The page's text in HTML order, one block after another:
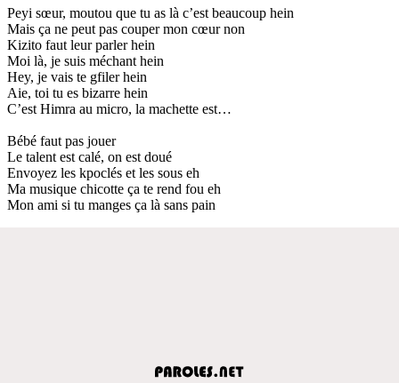
Peyi sœur, moutou que tu as là c’est beaucoup hein
Mais ça ne peut pas couper mon cœur non
Kizito faut leur parler hein
Moi là, je suis méchant hein
Hey, je vais te gfiler hein
Aie, toi tu es bizarre hein
C’est Himra au micro, la machette est…
Bébé faut pas jouer
Le talent est calé, on est doué
Envoyez les kpoclés et les sous eh
Ma musique chicotte ça te rend fou eh
Mon ami si tu manges ça là sans pain